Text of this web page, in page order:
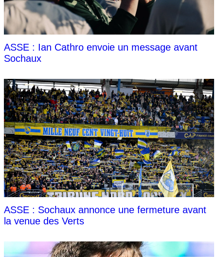
ASSE : Ian Cathro envoie un message avant
Sochaux
ASSE : Sochaux annonce une fermeture avant
la venue des Verts